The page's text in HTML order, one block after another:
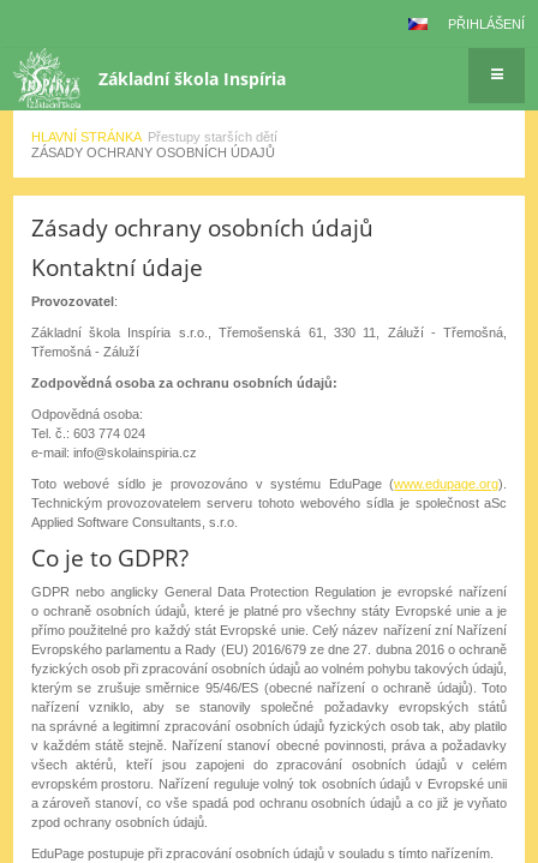
PŘIHLÁŠENÍ
Základní škola Inspíria
HLAVNÍ STRÁNKA Přestupy starších dětí
ZÁSADY OCHRANY OSOBNÍCH ÚDAJŮ
Zásady
ochrany
osobních
údajů
Zásady ochrany osobních údajů
Kontaktní údaje
Provozovatel:
Základní škola Inspíria s.r.o., Třemošenská 61, 330 11, Záluží - Třemošná,
Třemošná - Záluží
Zodpovědná osoba za ochranu osobních údajů:
Odpovědná osoba:
Tel. č.: 603 774 024
e-mail: info@skolainspiria.cz
Toto webové sídlo je provozováno v systému EduPage (www.edupage.org).
Technickým provozovatelem serveru tohoto webového sídla je společnost aSc
Applied Software Consultants, s.r.o.
Co je to GDPR?
GDPR nebo anglicky General Data Protection Regulation je evropské nařízení
o ochraně osobních údajů, které je platné pro všechny státy Evropské unie a je
přímo použitelné pro každý stát Evropské unie. Celý název nařízení zní Nařízení
Evropského parlamentu a Rady (EU) 2016/679 ze dne 27. dubna 2016 o ochraně
fyzických osob při zpracování osobních údajů ao volném pohybu takových údajů,
kterým se zrušuje směrnice 95/46/ES (obecné nařízení o ochraně údajů). Toto
nařízení vzniklo, aby se stanovily společné požadavky evropských států
na správné a legitimní zpracování osobních údajů fyzických osob tak, aby platilo
v každém státě stejně. Nařízení stanoví obecné povinnosti, práva a požadavky
všech aktérů, kteří jsou zapojeni do zpracování osobních údajů v celém
evropském prostoru. Nařízení reguluje volný tok osobních údajů v Evropské unii
a zároveň stanoví, co vše spadá pod ochranu osobních údajů a co již je vyňato
zpod ochrany osobních údajů.
EduPage postupuje při zpracování osobních údajů v souladu s tímto nařízením.